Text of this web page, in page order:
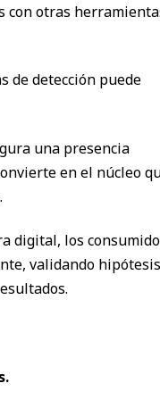
con otras
de detección puede
una presencia
en el núcleo
digital, los
validando